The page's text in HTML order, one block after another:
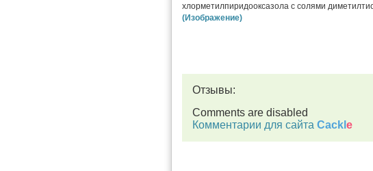
хлорметилпиридооксазола с солями
(Изображение)
Отзывы:
Comments are disabled
Комментарии для сайта Cackl e